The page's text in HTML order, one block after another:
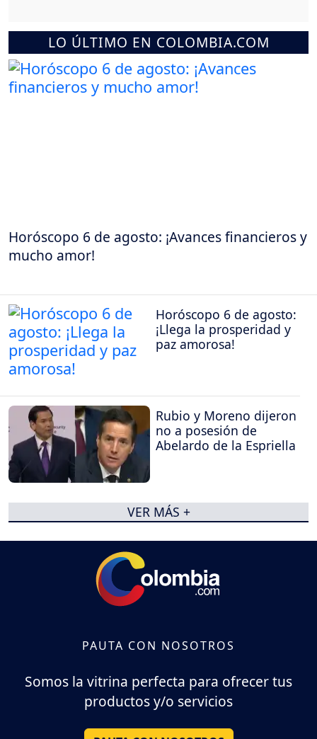
LO ÚLTIMO EN COLOMBIA.COM
Horóscopo 6 de agosto: ¡Avances financieros y
mucho amor!
Horóscopo 6 de agosto:
¡Llega la prosperidad y
paz amorosa!
Rubio y Moreno dijeron
no a posesión de
Abelardo de la Espriella
VER MÁS +
PAUTA CON NOSOTROS
Somos la vitrina perfecta para ofrecer tus
productos y/o servicios